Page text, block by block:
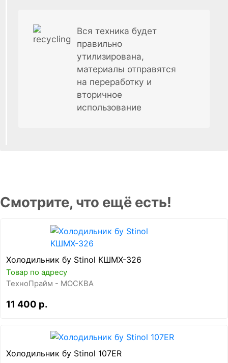
Вся техника будет
правильно
утилизирована,
материалы отправятся
на переработку и
вторичное
использование
Смотрите, что ещё есть!
Холодильник бу Stinol КШМХ-326
Товар по адресу
ТехноПрайм - МОСКВА
11 400 р.
Холодильник бу Stinol 107ER